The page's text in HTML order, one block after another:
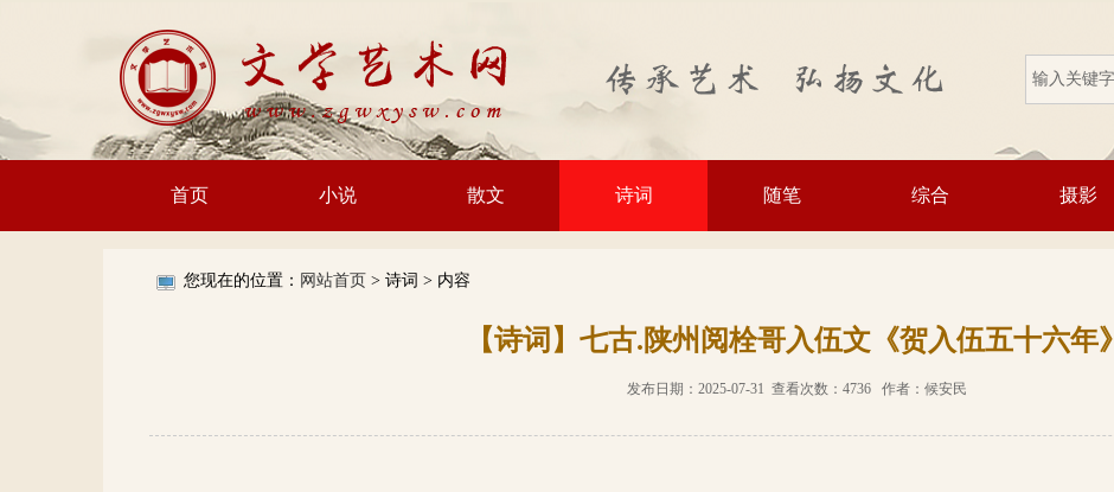
首页 小说 散文 诗词 随笔 综合 摄影
您现在的位置： 网站首页 > 诗词 > 内容
【诗词】七古.陕州阅栓哥入伍文《贺入伍五十六年》
发布日期：2025-07-31 查看次数：4736 作者：候安民